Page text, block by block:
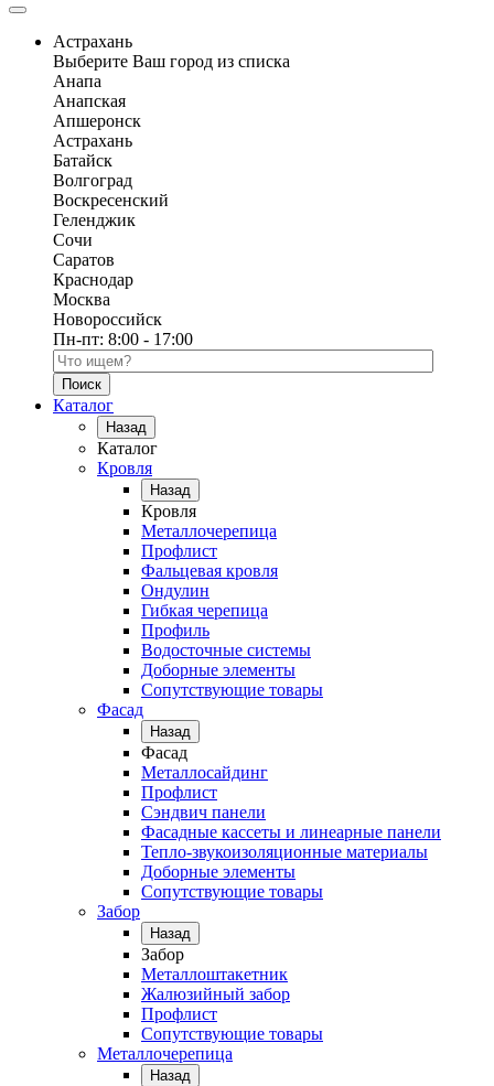
Астрахань
Выберите Ваш город из списка
Анапа
Анапская
Апшеронск
Астрахань
Батайск
Волгоград
Воскресенский
Геленджик
Сочи
Саратов
Краснодар
Москва
Новороссийск
Пн-пт: 8:00 - 17:00
Поиск по каталогу
Каталог
Назад
Каталог
Кровля
Назад
Кровля
Металлочерепица
Профлист
Фальцевая кровля
Ондулин
Гибкая черепица
Профиль
Водосточные системы
Доборные элементы
Сопутствующие товары
Фасад
Назад
Фасад
Металлосайдинг
Профлист
Сэндвич панели
Фасадные кассеты и линеарные панели
Тепло-звукоизоляционные материалы
Доборные элементы
Сопутствующие товары
Забор
Назад
Забор
Металлоштакетник
Жалюзийный забор
Профлист
Сопутствующие товары
Металлочерепица
Назад